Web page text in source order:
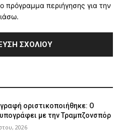
πρόγραμμα περιήγησης για την
οριστικοποιήθηκε: Ο
με την Τραμπζονσπόρ
2026